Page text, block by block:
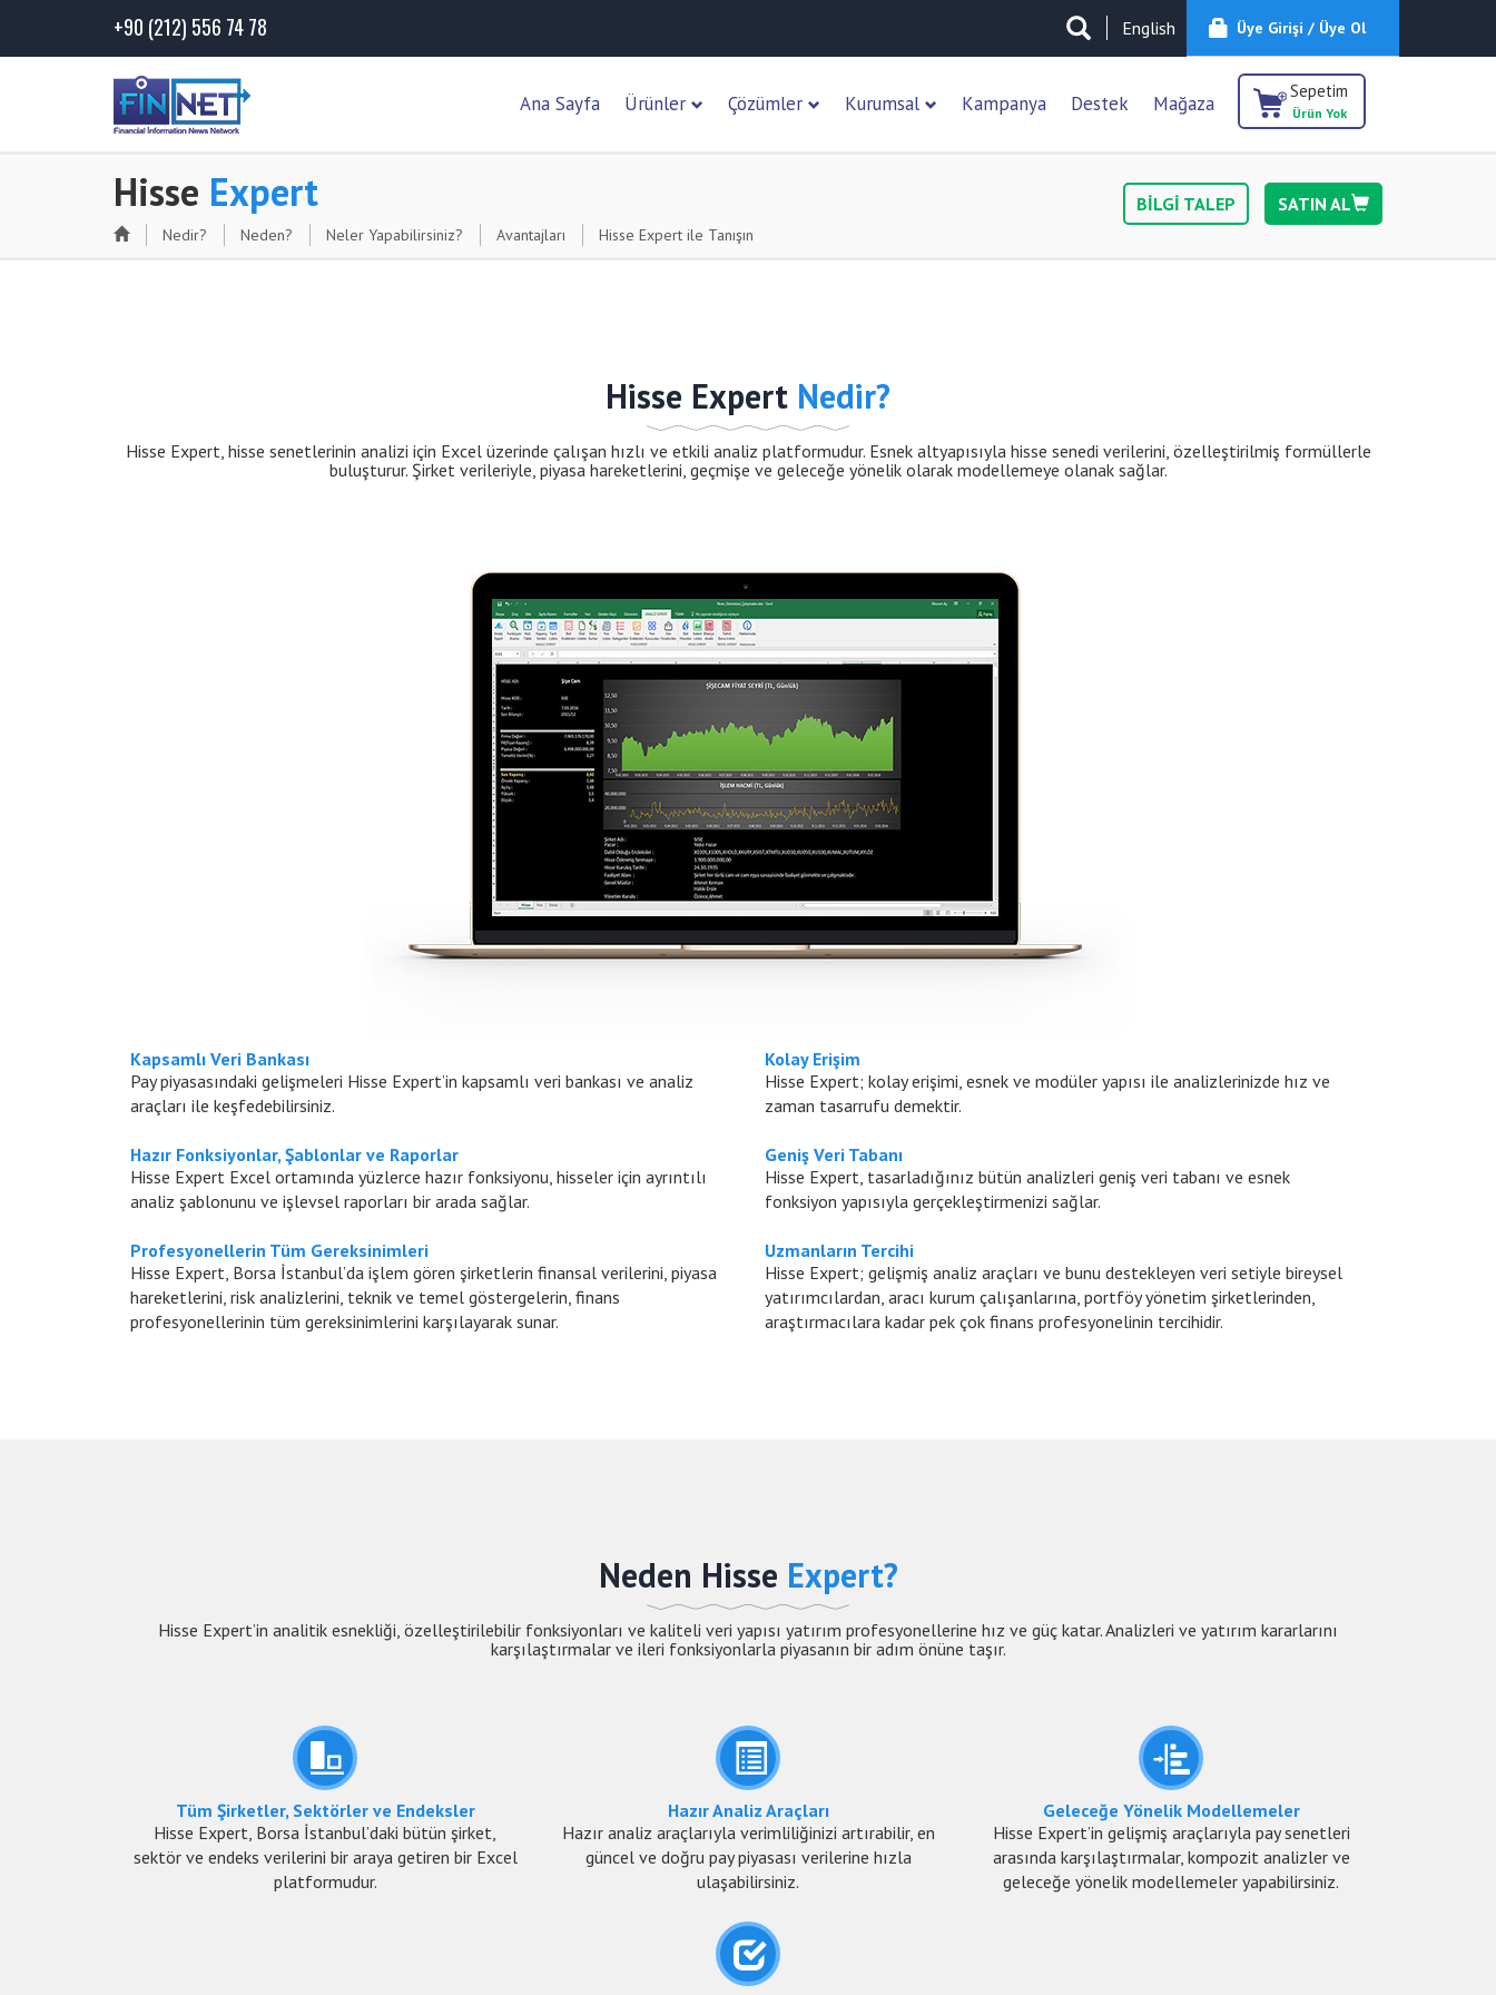
+90 (212) 556 74 78 Üye Girişi / Üye Ol
English
Sepetim
Ürün Yok
Ana Sayfa Ürünler Çözümler Kurumsal Kampanya Destek Mağaza
Hisse Expert
Nedir? Neden? Neler Yapabilirsiniz? Avantajları Hisse Expert ile Tanışın
BİLGİ TALEP SATIN AL
Hisse Expert Nedir?
Hisse Expert, hisse senetlerinin analizi için Excel üzerinde çalışan hızlı ve etkili analiz platformudur. Esnek altyapısıyla hisse senedi verilerini, özelleştirilmiş formüllerle
buluşturur. Şirket verileriyle, piyasa hareketlerini, geçmişe ve geleceğe yönelik olarak modellemeye olanak sağlar.
Kapsamlı Veri Bankası
Pay piyasasındaki gelişmeleri Hisse Expert’in kapsamlı veri bankası ve analiz
araçları ile keşfedebilirsiniz.
Hazır Fonksiyonlar, Şablonlar ve Raporlar
Hisse Expert Excel ortamında yüzlerce hazır fonksiyonu, hisseler için ayrıntılı
analiz şablonunu ve işlevsel raporları bir arada sağlar.
Profesyonellerin Tüm Gereksinimleri
Hisse Expert, Borsa İstanbul’da işlem gören şirketlerin finansal verilerini, piyasa
hareketlerini, risk analizlerini, teknik ve temel göstergelerin, finans
profesyonellerinin tüm gereksinimlerini karşılayarak sunar.
Kolay Erişim
Hisse Expert; kolay erişimi, esnek ve modüler yapısı ile analizlerinizde hız ve
zaman tasarrufu demektir.
Geniş Veri Tabanı
Hisse Expert, tasarladığınız bütün analizleri geniş veri tabanı ve esnek
fonksiyon yapısıyla gerçekleştirmenizi sağlar.
Uzmanların Tercihi
Hisse Expert; gelişmiş analiz araçları ve bunu destekleyen veri setiyle bireysel
yatırımcılardan, aracı kurum çalışanlarına, portföy yönetim şirketlerinden,
araştırmacılara kadar pek çok finans profesyonelinin tercihidir.
Neden Hisse Expert?
Hisse Expert’in analitik esnekliği, özelleştirilebilir fonksiyonları ve kaliteli veri yapısı yatırım profesyonellerine hız ve güç katar. Analizleri ve yatırım kararlarını
karşılaştırmalar ve ileri fonksiyonlarla piyasanın bir adım önüne taşır.
Tüm Şirketler, Sektörler ve Endeksler
Hisse Expert, Borsa İstanbul’daki bütün şirket,
sektör ve endeks verilerini bir araya getiren bir Excel
platformudur.
Hazır Analiz Araçları
Hazır analiz araçlarıyla verimliliğinizi artırabilir, en
güncel ve doğru pay piyasası verilerine hızla
ulaşabilirsiniz.
Geleceğe Yönelik Modellemeler
Hisse Expert’in gelişmiş araçlarıyla pay senetleri
arasında karşılaştırmalar, kompozit analizler ve
geleceğe yönelik modellemeler yapabilirsiniz.